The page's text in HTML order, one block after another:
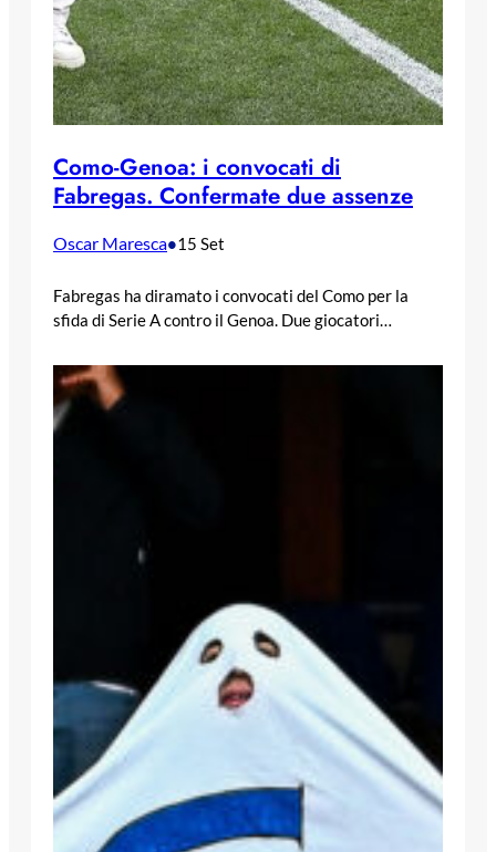
Como-Genoa: i convocati di
Fabregas. Confermate due assenze
Oscar Maresca•15 Set
Fabregas ha diramato i convocati del Como per la
sfida di Serie A contro il Genoa. Due giocatori…